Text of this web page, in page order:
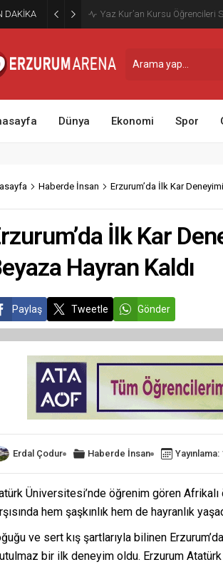
DAKİKA
Hafriyat Çalışması Sonrası
Boğularak Hayatını Kaybetti
Dünya Ekonomi Spor
Haberde İnsan Erzurum’da İlk Kar
İlk Kar
Hayran Kaldı
Paylaş Tweetle Gönder
Erdal Çodur Haberde İnsan
Üniversitesi’nde öğrenim gören Afrikalı
hem şaşkınlık hem de hayranlık
ve sert kış şartlarıyla bilinen
bir ilk deneyim oldu. Erzurum Atatürk